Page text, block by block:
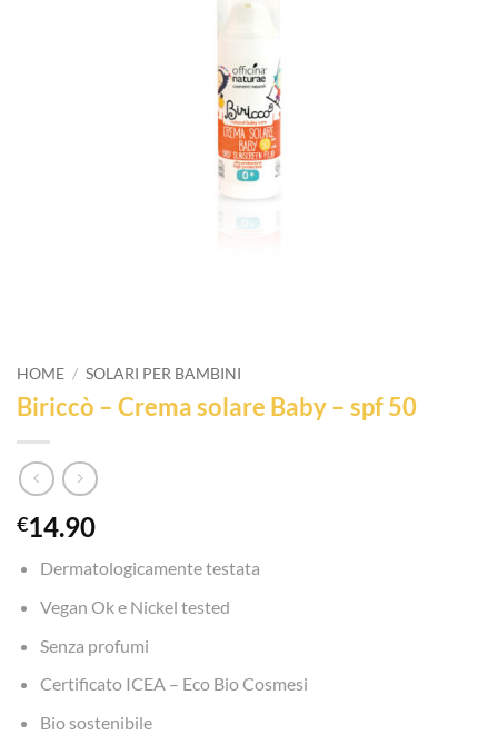
HOME / SOLARI PER BAMBINI
Biriccò – Crema solare Baby – spf 50
€14.90
Dermatologicamente testata
Vegan Ok e Nickel tested
Senza profumi
Certificato ICEA – Eco Bio Cosmesi
Bio sostenibile